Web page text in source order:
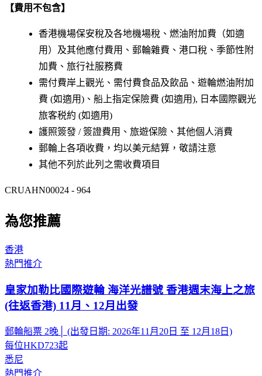
【費用不包含】
香港機場保安稅及各地機場稅、燃油附加費（如適
用）及其他應付費用、郵輪雜費、港口稅、季節性附
加費、旅行社服務費
需付費岸上觀光、需付費食品及飲品、遊輪燃油附加
費 (如適用)、船上指定保險費 (如適用), 日本國際觀光
旅客税約 (如適用)
護照簽發 / 簽證費用、旅遊保險、其他個人消費
郵輪上各項收費，均以美元結算，敬請注意
其他不列於此列之需收費項目
CRUAHN00024 - 964
為您推薦
香港
熱門推介
皇家加勒比國際遊輪 海洋光譜號 香港週末海上之旅
(往返香港) 11月、12月出發
郵輪船票 2晚│ (出發日期: 2026年11月20日 至 12月18日)
每位HKD723起
悉尼
熱門推介